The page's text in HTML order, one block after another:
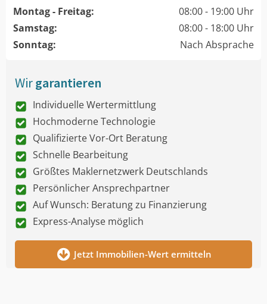
Montag - Freitag:
08:00 - 19:00 Uhr
Samstag:
08:00 - 18:00 Uhr
Sonntag:
Nach Absprache
Wirgarantieren
Individuelle Wertermittlung
Hochmoderne Technologie
Qualifizierte Vor-Ort Beratung
Schnelle Bearbeitung
Größtes Maklernetzwerk Deutschlands
Persönlicher Ansprechpartner
Auf Wunsch: Beratung zu Finanzierung
Express-Analyse möglich
Jetzt Immobilien-Wert ermitteln